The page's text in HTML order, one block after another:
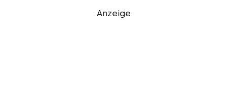
Anzeige